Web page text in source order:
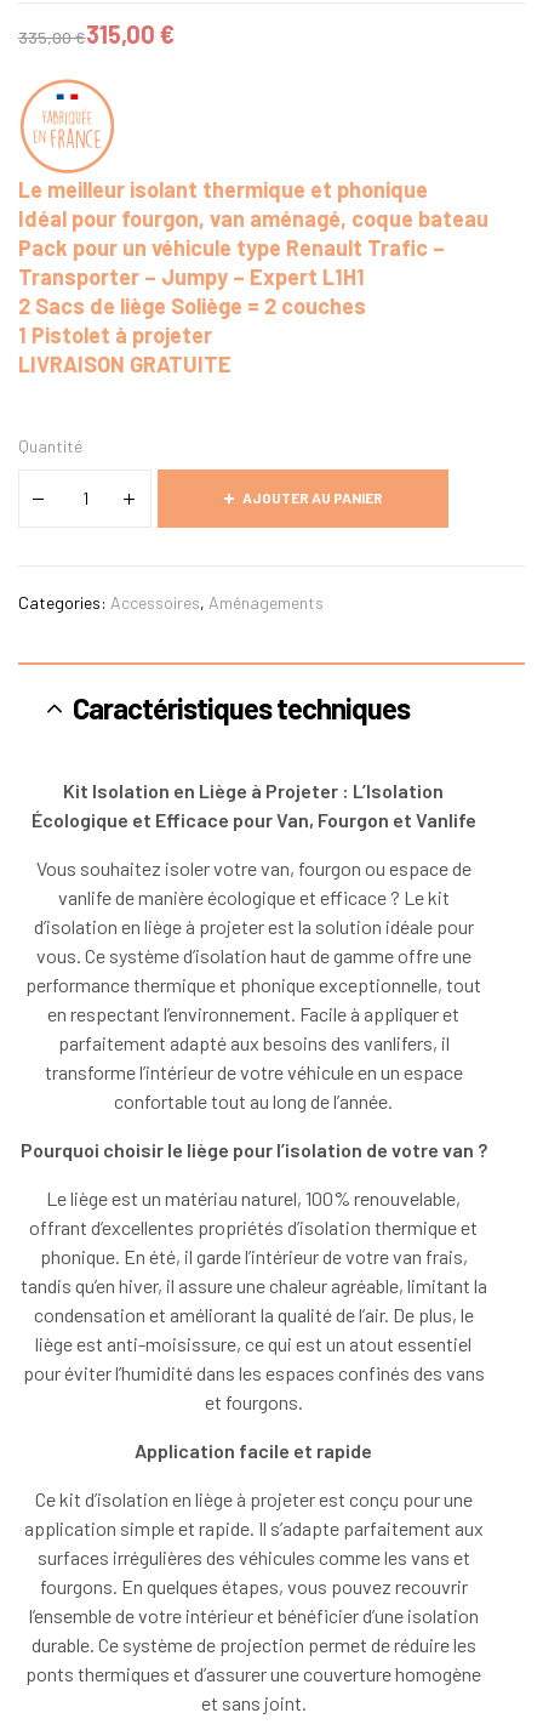
335,00€315,00 €
Le meilleur isolant thermique et phonique
Idéal pour fourgon, van aménagé, coque bateau
Pack pour un véhicule type Renault Trafic –
Transporter – Jumpy – Expert L1H1
2 Sacs de liège Soliège = 2 couches
1 Pistolet à projeter
LIVRAISON GRATUITE
Quantité
AJOUTER AU PANIER
Categories: Accessoires, Aménagements
Caractéristiques techniques
Kit Isolation en Liège à Projeter : L’Isolation
Écologique et Efficace pour Van, Fourgon et Vanlife
Vous souhaitez isoler votre van, fourgon ou espace de
vanlife de manière écologique et efficace ? Le kit
d’isolation en liège à projeter est la solution idéale pour
vous. Ce système d’isolation haut de gamme offre une
performance thermique et phonique exceptionnelle, tout
en respectant l’environnement. Facile à appliquer et
parfaitement adapté aux besoins des vanlifers, il
transforme l’intérieur de votre véhicule en un espace
confortable tout au long de l’année.
Pourquoi choisir le liège pour l’isolation de votre van ?
Le liège est un matériau naturel, 100% renouvelable,
offrant d’excellentes propriétés d’isolation thermique et
phonique. En été, il garde l’intérieur de votre van frais,
tandis qu’en hiver, il assure une chaleur agréable, limitant la
condensation et améliorant la qualité de l’air. De plus, le
liège est anti-moisissure, ce qui est un atout essentiel
pour éviter l’humidité dans les espaces confinés des vans
et fourgons.
Application facile et rapide
Ce kit d’isolation en liège à projeter est conçu pour une
application simple et rapide. Il s’adapte parfaitement aux
surfaces irrégulières des véhicules comme les vans et
fourgons. En quelques étapes, vous pouvez recouvrir
l’ensemble de votre intérieur et bénéficier d’une isolation
durable. Ce système de projection permet de réduire les
ponts thermiques et d’assurer une couverture homogène
et sans joint.